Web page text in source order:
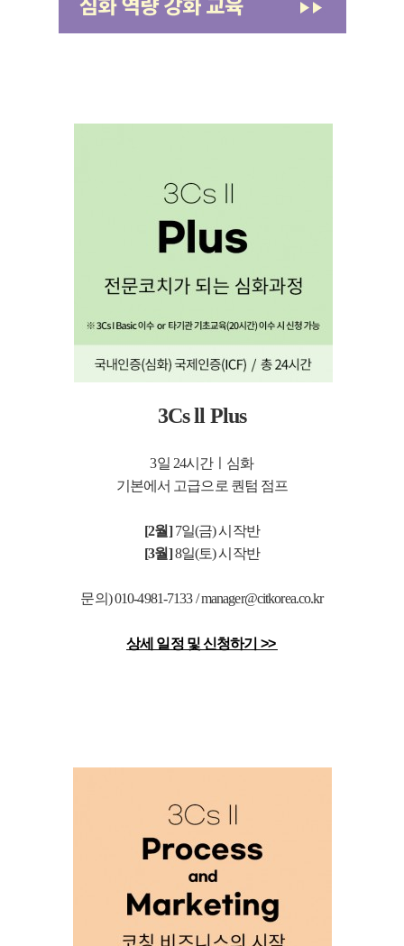
3Cs ll Plus
3일 24시간ㅣ심화
기본에서 고급으로 퀀텀 점프
[2월]7일(금) 시작반
[3월]8일(토) 시작반
문의) 010-4981-7133 / manager@citkorea.co.kr
상세 일정 및 신청하기 >>